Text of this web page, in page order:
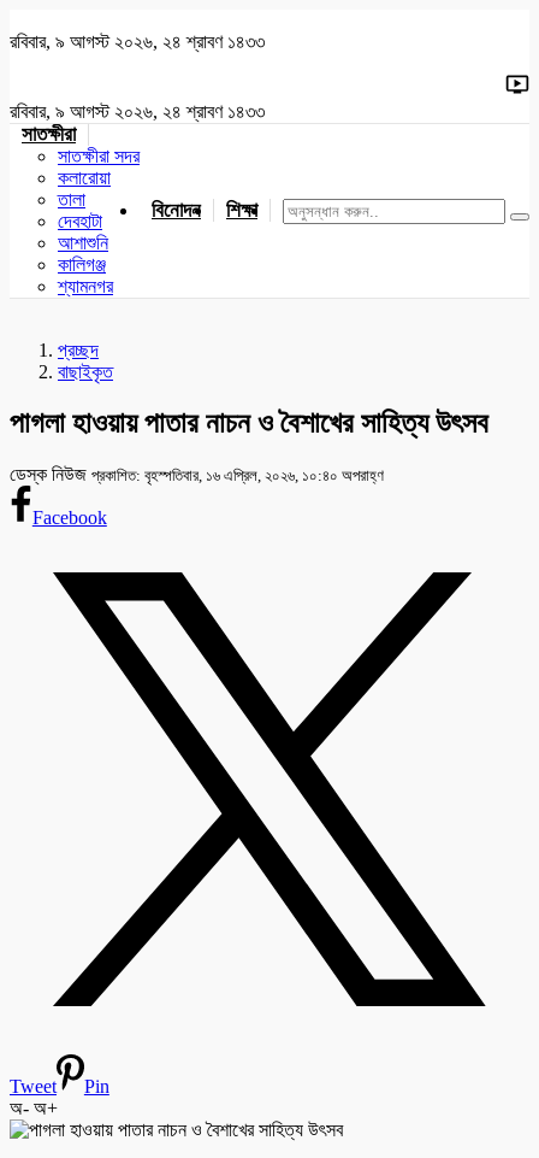
রবিবার, ৯ আগস্ট ২০২৬, ২৪ শ্রাবণ ১৪৩৩
রবিবার, ৯ আগস্ট ২০২৬, ২৪ শ্রাবণ ১৪৩৩
সাতক্ষীরা
সাতক্ষীরা সদর
কলারোয়া
তালা
দেবহাটা
আশাশুনি
কালিগঞ্জ
শ্যামনগর
বিনোদন শিক্ষা খেলাধুলা জাতীয় যশোর
প্রচ্ছদ
বাছাইকৃত
পাগলা হাওয়ায় পাতার নাচন ও বৈশাখের সাহিত্য উৎসব
ডেস্ক নিউজ প্রকাশিত: বৃহস্পতিবার, ১৬ এপ্রিল, ২০২৬, ১০:৪০ অপরাহ্ণ
Facebook
Tweet
Pin
অ- অ+